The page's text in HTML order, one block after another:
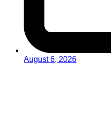
August 6, 2026